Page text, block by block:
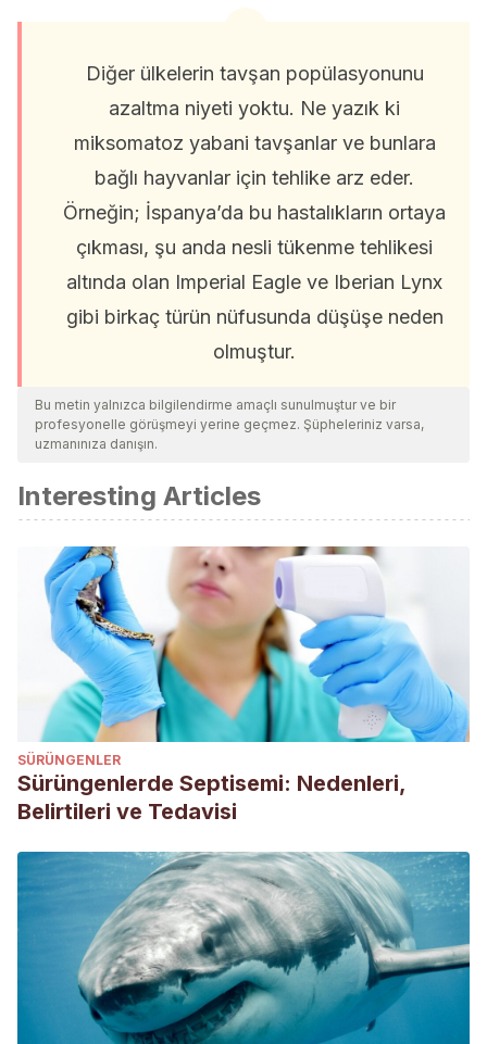
Diğer ülkelerin tavşan popülasyonunu
azaltma niyeti yoktu. Ne yazık ki
miksomatoz yabani tavşanlar ve bunlara
bağlı hayvanlar için tehlike arz eder.
Örneğin; İspanya’da bu hastalıkların ortaya
çıkması, şu anda nesli tükenme tehlikesi
altında olan Imperial Eagle ve Iberian Lynx
gibi birkaç türün nüfusunda düşüşe neden
olmuştur.
Bu metin yalnızca bilgilendirme amaçlı sunulmuştur ve bir
profesyonelle görüşmeyi yerine geçmez. Şüpheleriniz varsa,
uzmanınıza danışın.
Interesting Articles
SÜRÜNGENLER
Sürüngenlerde Septisemi: Nedenleri,
Belirtileri ve Tedavisi